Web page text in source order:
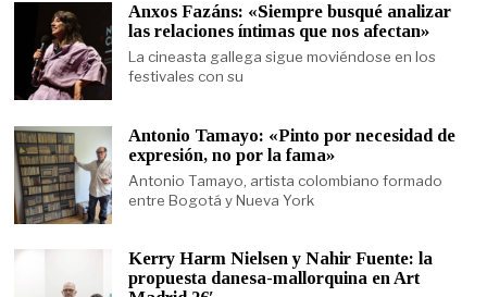
Anxos Fazáns: «Siempre busqué analizar
las relaciones íntimas que nos afectan»
La cineasta gallega sigue moviéndose en los
festivales con su
Antonio Tamayo: «Pinto por necesidad de
expresión, no por la fama»
Antonio Tamayo, artista colombiano formado
entre Bogotá y Nueva York
Kerry Harm Nielsen y Nahir Fuente: la
propuesta danesa-mallorquina en Art